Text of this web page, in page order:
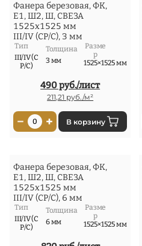
Фанера березовая, ФК,
Е1, Ш2, Ш, СВЕЗА
1525x1525 мм
III/IV (СР/С), 3 мм
Тип
III/IV (С
Р/С)
Толщина
3 мм
Разме
р
1525×1525 мм
490 руб./лист
211,21 руб./м²
− 0 + В корзину
Фанера березовая, ФК,
Е1, Ш2, Ш, СВЕЗА
1525x1525 мм
III/IV (СР/С), 6 мм
Тип
III/IV (С
Р/С)
Толщина
6 мм
Разме
р
1525×1525 мм